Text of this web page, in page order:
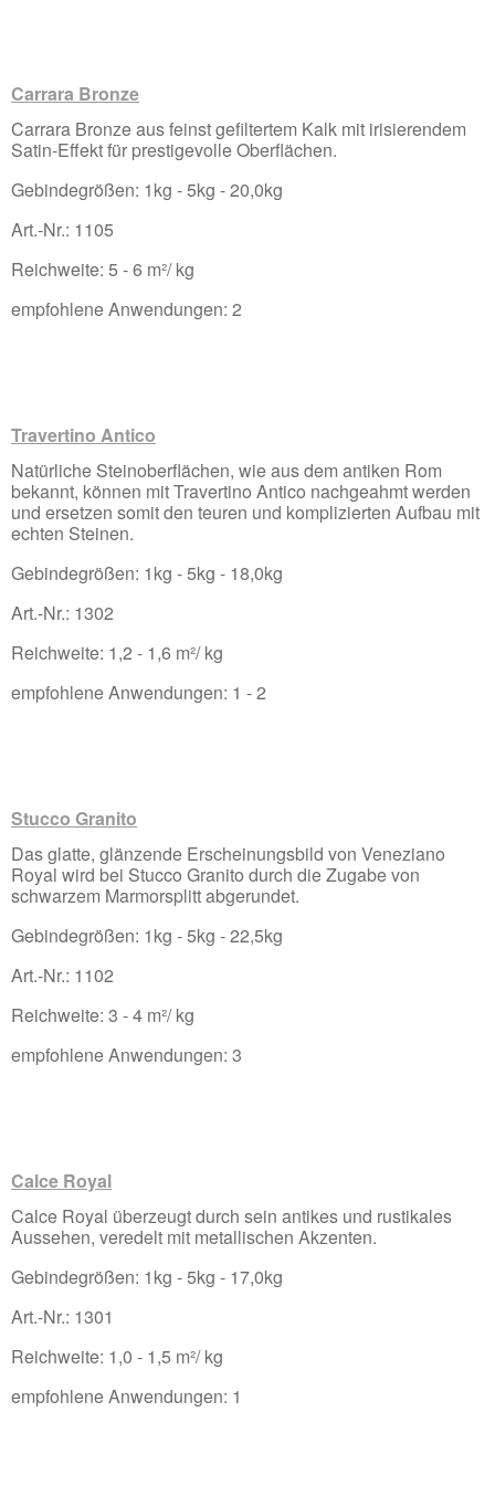
Carrara Bronze
Carrara Bronze aus feinst gefiltertem Kalk mit irisierendem
Satin-Effekt für prestigevolle Oberflächen.
Gebindegrößen: 1kg - 5kg - 20,0kg
Art.-Nr.: 1105
Reichweite: 5 - 6 m²/ kg
empfohlene Anwendungen: 2
Travertino Antico
Natürliche Steinoberflächen, wie aus dem antiken Rom
bekannt, können mit Travertino Antico nachgeahmt werden
und ersetzen somit den teuren und komplizierten Aufbau mit
echten Steinen.
Gebindegrößen: 1kg - 5kg - 18,0kg
Art.-Nr.: 1302
Reichweite: 1,2 - 1,6 m²/ kg
empfohlene Anwendungen: 1 - 2
Stucco Granito
Das glatte, glänzende Erscheinungsbild von Veneziano
Royal wird bei Stucco Granito durch die Zugabe von
schwarzem Marmorsplitt abgerundet.
Gebindegrößen: 1kg - 5kg - 22,5kg
Art.-Nr.: 1102
Reichweite: 3 - 4 m²/ kg
empfohlene Anwendungen: 3
Calce Royal
Calce Royal überzeugt durch sein antikes und rustikales
Aussehen, veredelt mit metallischen Akzenten.
Gebindegrößen: 1kg - 5kg - 17,0kg
Art.-Nr.: 1301
Reichweite: 1,0 - 1,5 m²/ kg
empfohlene Anwendungen: 1